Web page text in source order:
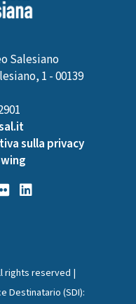
Salesiano
1 - 00139
sulla privacy
rights reserved |
Destinatario (SDI):